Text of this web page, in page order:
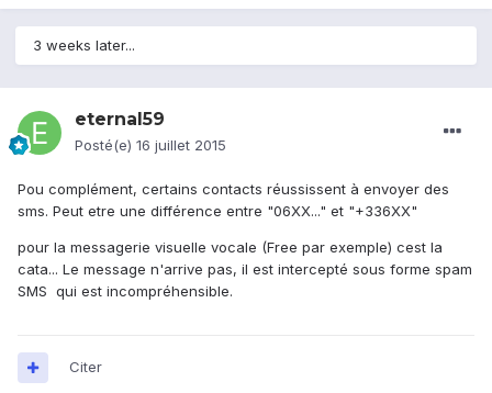
3 weeks later...
eternal59
Posté(e) 16 juillet 2015
Pou complément, certains contacts réussissent à envoyer des
sms. Peut etre une différence entre "06XX..." et "+336XX"
pour la messagerie visuelle vocale (Free par exemple) cest la
cata... Le message n'arrive pas, il est intercepté sous forme spam
SMS qui est incompréhensible.
Citer